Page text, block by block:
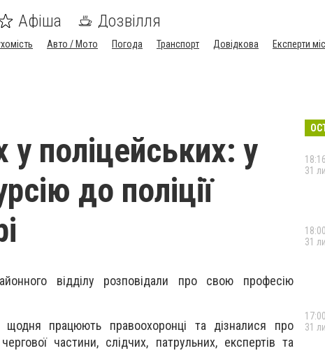
Афіша Дозвілля
Авто / Мото Погода Транспорт Довідкова
Експерти
у поліцейських: у
до поліції
відділу розповідали про свою професію
працюють правоохоронці та дізналися про
частини, слідчих, патрульних, експертів та
18:16
31
18:00
31
17:00
31